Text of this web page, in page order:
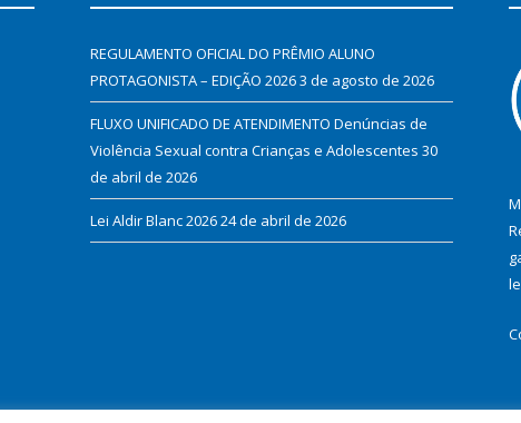
REGULAMENTO OFICIAL DO PRÊMIO ALUNO
PROTAGONISTA – EDIÇÃO 20263 de agosto de 2026
FLUXO UNIFICADO DE ATENDIMENTO Denúncias de
Violência Sexual contra Crianças e Adolescentes 30
de abril de 2026
Lei Aldir Blanc 202624 de abril de 2026